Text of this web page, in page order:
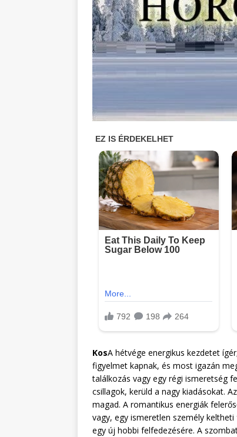
KosA hétvége energikus kezdetet
figyelmet kapnak, és most igazán
találkozás vagy egy régi ismeretség
csillagok, kerüld a nagy kiadásokat.
magad. A romantikus energiák
vagy, egy ismeretlen személy
egy új hobbi felfedezésére. A